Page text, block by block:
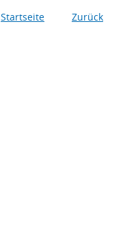
Startseite Zurück